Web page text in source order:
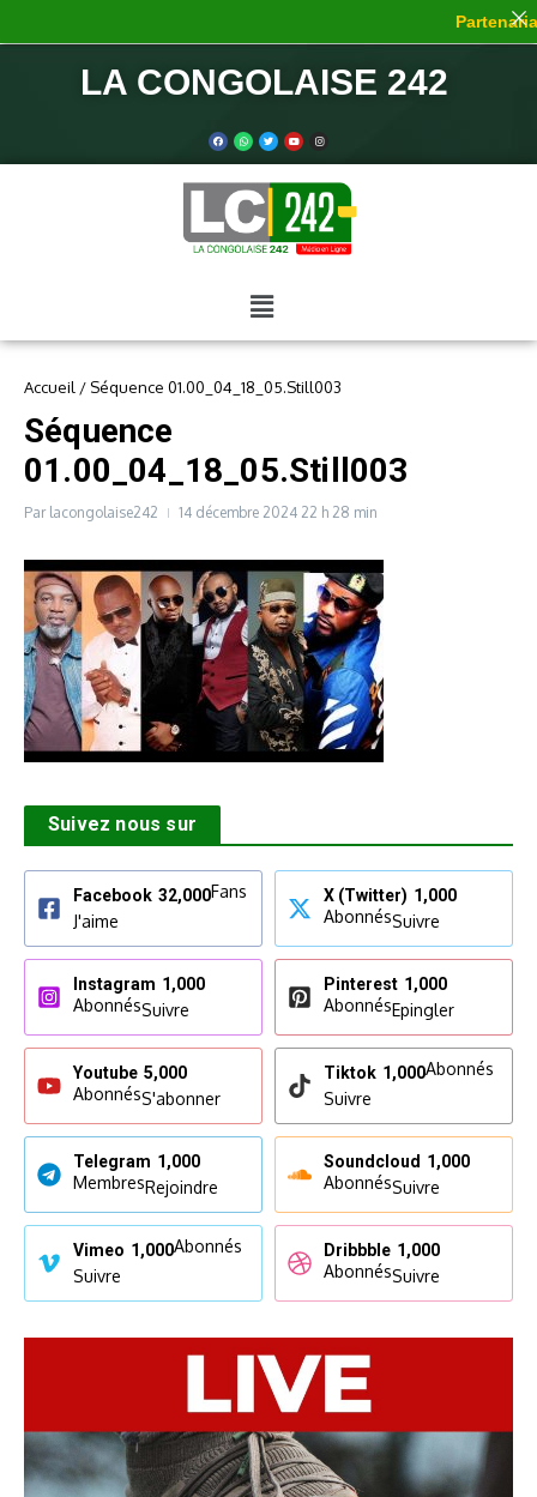
LA CONGOLAISE 242
Accueil / Séquence 01.00_04_18_05.Still003
Séquence
01.00_04_18_05.Still003
Par lacongolaise242 14 décembre 2024 22 h 28 min
Suivez nous sur
Facebook 32,000Fans
J'aime
X (Twitter) 1,000
AbonnésSuivre
Instagram 1,000
AbonnésSuivre
Pinterest 1,000
AbonnésEpingler
Youtube 5,000
AbonnésS'abonner
Tiktok 1,000Abonnés
Suivre
Telegram 1,000
MembresRejoindre
Soundcloud 1,000
AbonnésSuivre
Vimeo 1,000Abonnés
Suivre
Dribbble 1,000
AbonnésSuivre